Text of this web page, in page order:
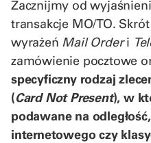
Zacznijmy od
transakcje MO/TO.
wyrażeń Mail Orderi
zamówienie pocztowe
specyficzny rodzaj
(Card Not Present), w
podawane na
internetowego czy